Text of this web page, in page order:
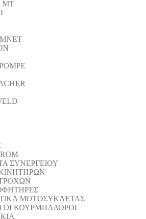
MT
ΣΥΝΕΡΓΕΙΟΥ
ΜΟΤΟΣΥΚΛΕΤΑΣ
ΚΟΥΡΜΠΑΔΟΡΟΙ